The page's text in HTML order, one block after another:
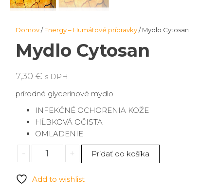
Domov/Energy – Humátové prípravky/ Mydlo Cytosan
Mydlo Cytosan
7,30 € s DPH
prírodné glycerínové mydlo
INFEKČNÉ OCHORENIA KOŽE
HĹBKOVÁ OČISTA
OMLADENIE
-
množstvo
Mydlo
+ Pridať do košíka
Add to wishlist